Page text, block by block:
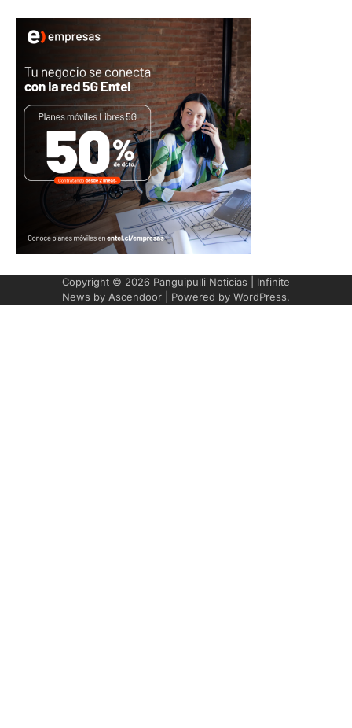
Copyright © 2026 Panguipulli Noticias | Infinite
News by Ascendoor | Powered by WordPress.